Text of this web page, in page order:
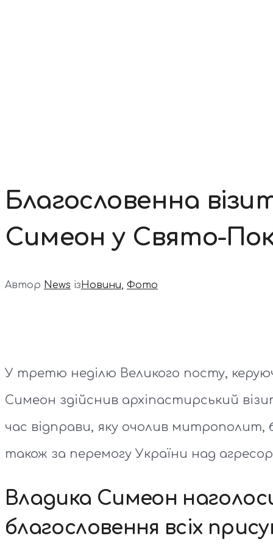
Благословенна
Симеон у Свято-
Автор News ізНовини, Фото
У третю неділю Великого посту,
Симеон здійснив архіпастирський
час відправи, яку очолив митрополит,
також за перемогу України над
Владика Симеон
благословення всіх